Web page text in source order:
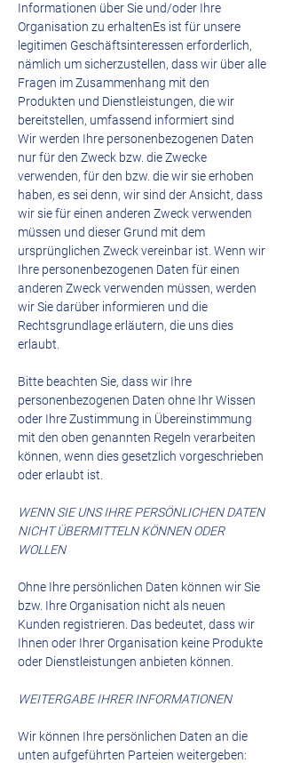
Informationen über Sie und/oder Ihre
Organisation zu erhaltenEs ist für unsere
legitimen Geschäftsinteressen erforderlich,
nämlich um sicherzustellen, dass wir über alle
Fragen im Zusammenhang mit den
Produkten und Dienstleistungen, die wir
bereitstellen, umfassend informiert sind
Wir werden Ihre personenbezogenen Daten
nur für den Zweck bzw. die Zwecke
verwenden, für den bzw. die wir sie erhoben
haben, es sei denn, wir sind der Ansicht, dass
wir sie für einen anderen Zweck verwenden
müssen und dieser Grund mit dem
ursprünglichen Zweck vereinbar ist. Wenn wir
Ihre personenbezogenen Daten für einen
anderen Zweck verwenden müssen, werden
wir Sie darüber informieren und die
Rechtsgrundlage erläutern, die uns dies
erlaubt.
Bitte beachten Sie, dass wir Ihre
personenbezogenen Daten ohne Ihr Wissen
oder Ihre Zustimmung in Übereinstimmung
mit den oben genannten Regeln verarbeiten
können, wenn dies gesetzlich vorgeschrieben
oder erlaubt ist.
WENN SIE UNS IHRE PERSÖNLICHEN DATEN
NICHT ÜBERMITTELN KÖNNEN ODER
WOLLEN
Ohne Ihre persönlichen Daten können wir Sie
bzw. Ihre Organisation nicht als neuen
Kunden registrieren. Das bedeutet, dass wir
Ihnen oder Ihrer Organisation keine Produkte
oder Dienstleistungen anbieten können.
WEITERGABE IHRER INFORMATIONEN
Wir können Ihre persönlichen Daten an die
unten aufgeführten Parteien weitergeben: